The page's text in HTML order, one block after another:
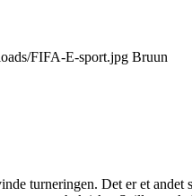
FIFA-E-sport.jpg Bruun
turneringen. Det er et